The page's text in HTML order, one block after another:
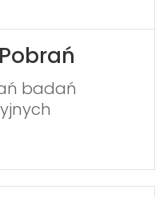
badań